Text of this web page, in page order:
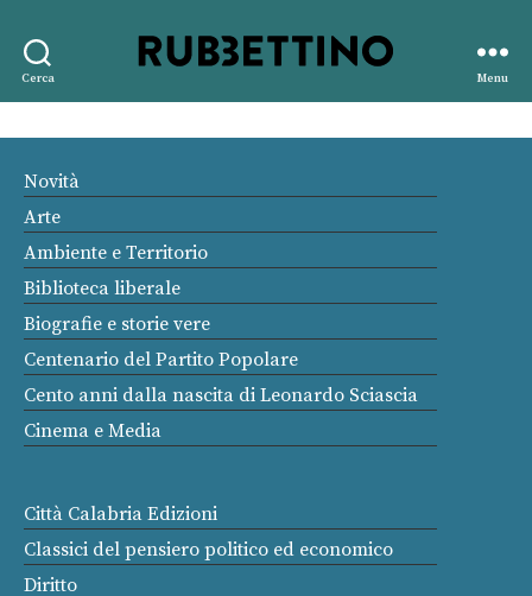
Cerca
editore
Menu
Novità
Arte
Ambiente e Territorio
Biblioteca liberale
Biografie e storie vere
Centenario del Partito Popolare
Cento anni dalla nascita di Leonardo Sciascia
Cinema e Media
Città Calabria Edizioni
Classici del pensiero politico ed economico
Diritto